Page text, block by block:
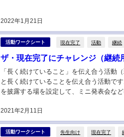
2022年1月21日
活動ワークシート 現在完了 活動 継続
ザ・現在完了にチャレンジ（継続
2021年2月11日
「長く続けていること」を伝え合う活動
と長く続けていることを伝え合う活動で
を披露する場を設定して、ミニ発表会な
活動ワークシート 先生向け 現在完了